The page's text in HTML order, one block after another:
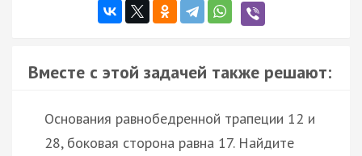
Вместе с этой задачей также решают:
Основания равнобедренной трапеции 12 и
28, боковая сторона равна 17. Найдите